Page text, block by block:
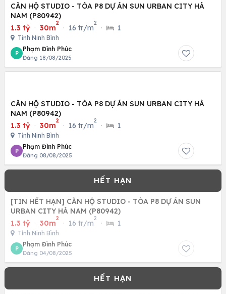
CĂN HỘ STUDIO - TÒA P8 DỰ ÁN SUN URBAN CITY HÀ
NAM (P80942)
1.3 tỷ · 30m
2
· 16 tr/m
2
· 1
Tỉnh Ninh Bình
P
Phạm Đình Phúc
Đăng 18/08/2025
CĂN HỘ STUDIO - TÒA P8 DỰ ÁN SUN URBAN CITY HÀ
NAM (P80942)
1.3 tỷ · 30m
2
· 16 tr/m
2
· 1
Tỉnh Ninh Bình
P
Phạm Đình Phúc
Đăng 08/08/2025
[TIN HẾT HẠN] CĂN HỘ STUDIO - TÒA P8 DỰ ÁN SUN
URBAN CITY HÀ NAM (P80942)
1.3 tỷ · 30m
2
· 16 tr/m
2
· 1
Tỉnh Ninh Bình
P
Phạm Đình Phúc
Đăng 04/08/2025